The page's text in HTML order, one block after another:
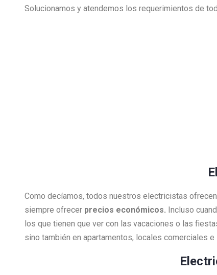
Solucionamos y atendemos los requerimientos de
Como decíamos, todos nuestros electricistas
siempre ofrecer precios económicos. Incluso
los que tienen que ver con las vacaciones o las
sino también en apartamentos, locales comerciales